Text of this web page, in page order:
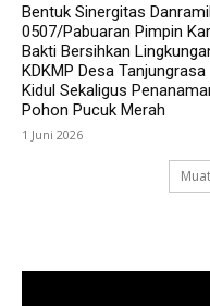
Bentuk Sinergitas Danramil
0507/Pabuaran Pimpin
Bakti Bersihkan
KDKMP Desa Tanjungrasa
Kidul Sekaligus
Pohon Pucuk Merah
1 Juni 2026